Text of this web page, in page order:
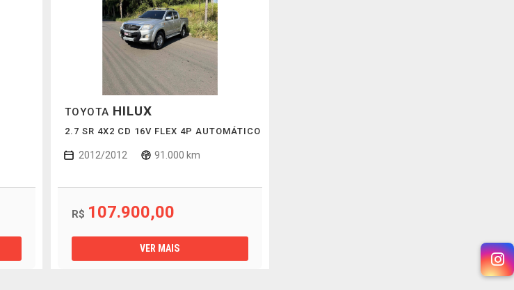
TOYOTA HILUX
2.7 SR 4X2 CD 16V FLEX 4P AUTOMÁTICO
2012/2012 91.000 km
R$ 107.900,00
VER MAIS